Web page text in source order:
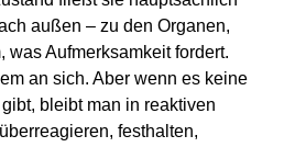
außen – zu den Organen,
was Aufmerksamkeit fordert.
an sich. Aber wenn es keine
bleibt man in reaktiven
festhalten,